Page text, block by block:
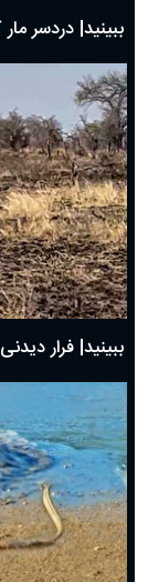
ببینید| دردسر
ببینید| فرار